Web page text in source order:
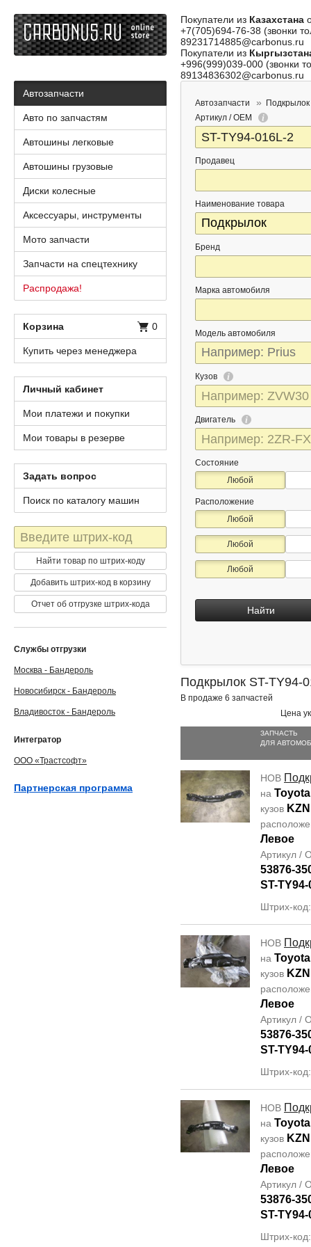
Покупатели из Казахстана
+7(705)694-76-38 (звонки
89231714885@carbonus.ru
Покупатели из
+996(999)039-000 (звонки
89134836302@carbonus.ru
Автозапчасти
Подкрылок
Артикул / OEM
Продавец
Наименование товара
Бренд
Марка автомобиля
Модель автомобиля
Кузов
Двигатель
Состояние
Любой
Расположение
Любой
Любой
Любой
Найти
Подкрылок ST-TY94-
В продаже 6 запчастей
Цена
ЗАПЧАСТЬ
ДЛЯ
НОВ
на
кузов
Левое
Артикул /
53876-
ST-
Штрих-
НОВ
на
кузов
Левое
Артикул /
53876-
ST-
Штрих-
НОВ
на
кузов
Левое
Артикул /
53876-
ST-
Штрих-
Автозапчасти
Авто по запчастям
Автошины легковые
Автошины грузовые
Диски колесные
Аксессуары, инструменты
Мото запчасти
Запчасти на спецтехнику
Распродажа!
Корзина 0
Купить через менеджера
Личный кабинет
Мои платежи и покупки
Мои товары в резерве
Задать вопрос
Поиск по каталогу машин
Штрих-
код
Найти товар по штрих-коду
Добавить штрих-код в корзину
Отчет об отгрузке штрих-кода
Службы отгрузки
Москва - Бандероль
Новосибирск - Бандероль
Владивосток - Бандероль
Интегратор
ООО «Трастсофт»
Партнерская программа